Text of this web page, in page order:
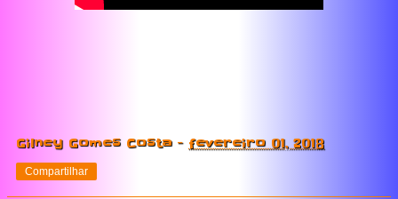
Gilney Gomes Costa - fevereiro 01, 2018
Compartilhar